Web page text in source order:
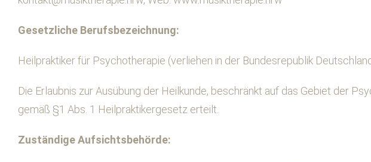
Gesetzliche Berufsbezeichnung:
Heilpraktiker für Psychotherapie (verliehen in der Bundesrepublik
Die Erlaubnis zur Ausübung der Heilkunde, beschränkt auf das Gebiet der
gemäß §1 Abs. 1 Heilpraktikergesetz erteilt.
Zuständige Aufsichtsbehörde: